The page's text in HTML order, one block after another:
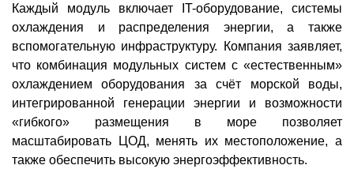
Каждый модуль включает IT-оборудование, системы
охлаждения и распределения энергии, а также
вспомогательную инфраструктуру. Компания заявляет,
что комбинация модульных систем с «естественным»
охлаждением оборудования за счёт морской воды,
интегрированной генерации энергии и возможности
«гибкого» размещения в море позволяет
масштабировать ЦОД, менять их местоположение, а
также обеспечить высокую энергоэффективность.